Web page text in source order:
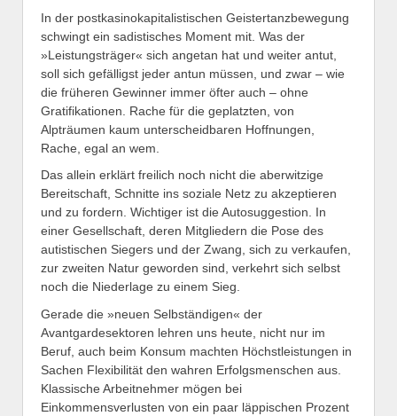
In der postkasinokapitalistischen Geistertanzbewegung
schwingt ein sadistisches Moment mit. Was der
»Leistungsträger« sich angetan hat und weiter antut,
soll sich gefälligst jeder antun müssen, und zwar – wie
die früheren Gewinner immer öfter auch – ohne
Gratifikationen. Rache für die geplatzten, von
Alpträumen kaum unterscheidbaren Hoffnungen,
Rache, egal an wem.
Das allein erklärt freilich noch nicht die aberwitzige
Bereitschaft, Schnitte ins soziale Netz zu akzeptieren
und zu fordern. Wichtiger ist die Autosuggestion. In
einer Gesellschaft, deren Mitgliedern die Pose des
autistischen Siegers und der Zwang, sich zu verkaufen,
zur zweiten Natur geworden sind, verkehrt sich selbst
noch die Niederlage zu einem Sieg.
Gerade die »neuen Selbständigen« der
Avantgardesektoren lehren uns heute, nicht nur im
Beruf, auch beim Konsum machten Höchstleistungen in
Sachen Flexibilität den wahren Erfolgsmenschen aus.
Klassische Arbeitnehmer mögen bei
Einkommensverlusten von ein paar läppischen Prozent